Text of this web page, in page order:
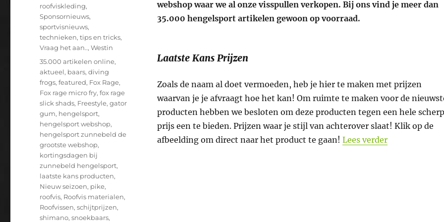
webshop waar we al onze visspullen verkopen. Bij ons vind je meer dan
35.000 hengelsport artikelen gewoon op voorraad.
Laatste Kans Prijzen
Zoals de naam al doet vermoeden, heb je hier te maken met prijzen
waarvan je je afvraagt hoe het kan! Om ruimte te maken voor de
producten hebben we besloten om deze producten tegen een hele
prijs een te bieden. Prijzen waar je stijl van achterover slaat! Klik op de
afbeelding om direct naar het product te gaan! Lees verder“(Mega)
roofviskleding,
Sponsornieuws,
sportvisnieuws,
technieken,tips en tricks,
Vraag het aan..,Westin
Tags
35.000 artikelen online,
aktueel, baars,diving
frogs,featured, Fox Rage,
Fox rage micro fry,fox rage
slick shads, Freestyle,gator
gum, hengelsport,
hengelsport webshop,
hengelsport zunnebeld de
grootste webshop,
kortingsdagen bij
zunnebeld hengelsport,
laatste kans producten,
Nieuw seizoen, pike,
roofvis, Roofvis materialen,
Roofvissen,schijtprijzen,
shimano,snoekbaars,